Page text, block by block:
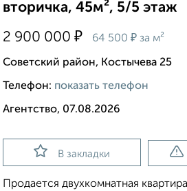
вторичка, 45м², 5/5 этаж
2 900 000 ₽ 64 500 ₽ за м²
Советский район, Костычева 25
Телефон: показать телефон
Агентство, 07.08.2026
В закладки
Продается двухкомнатная